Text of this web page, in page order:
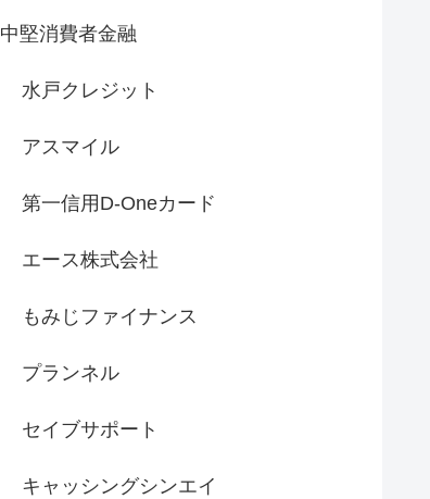
中堅消費者金融
水戸クレジット
アスマイル
第一信用D-Oneカード
エース株式会社
もみじファイナンス
プランネル
セイブサポート
キャッシングシンエイ